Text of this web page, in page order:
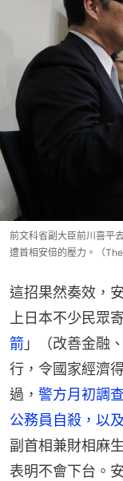
前文科省副大臣前川喜平
遭首相安倍的壓力。（
這招果然奏效，
上日本不少民眾
箭 」（改善金融
行，令國家經濟
過， 警方月初調查
公務員自殺，以
副首相兼財相麻
表明不會下台。